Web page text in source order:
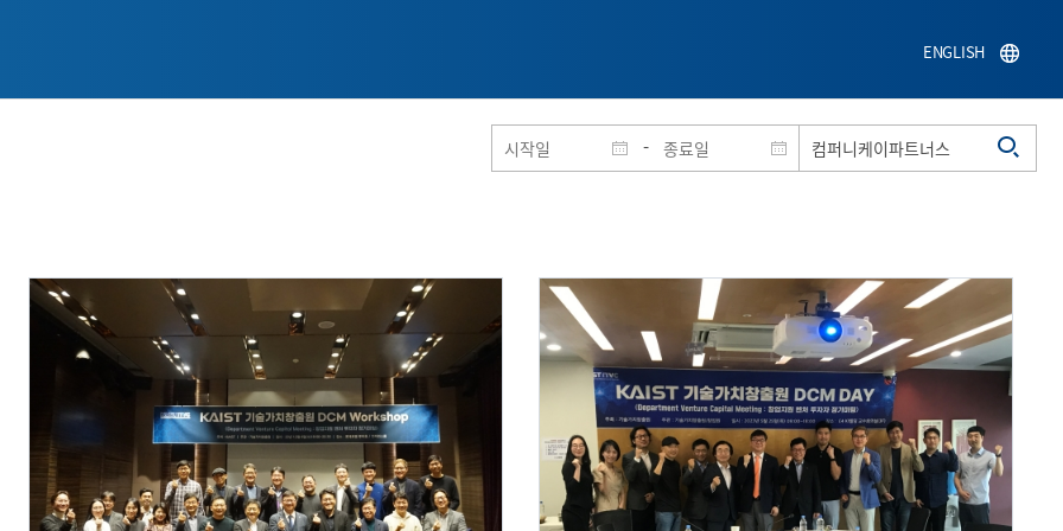
홈페이지 통합검색
-
ENGLISH